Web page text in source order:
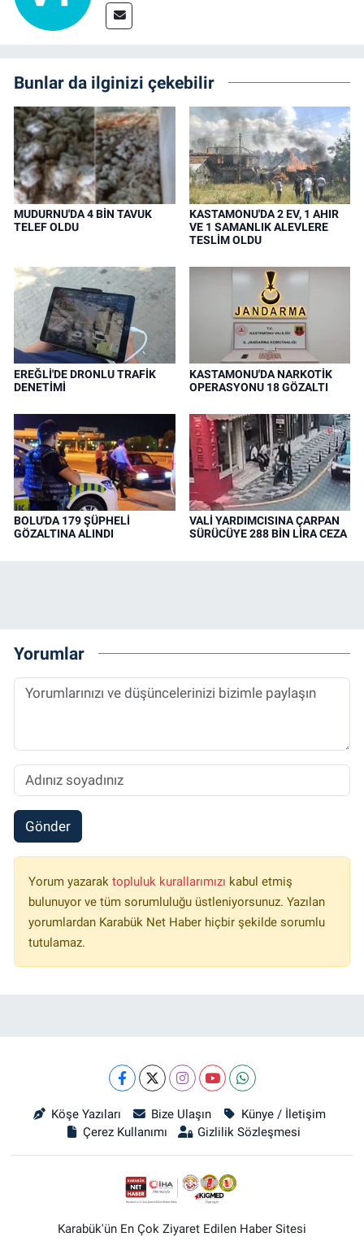
Bunlar da ilginizi çekebilir
MUDURNU'DA 4 BİN TAVUK
TELEF OLDU
KASTAMONU'DA 2 EV, 1 AHIR
VE 1 SAMANLIK ALEVLERE
TESLİM OLDU
EREĞLİ'DE DRONLU TRAFİK
DENETİMİ
KASTAMONU'DA NARKOTİK
OPERASYONU 18 GÖZALTI
BOLU'DA 179 ŞÜPHELİ
GÖZALTINA ALINDI
VALİ YARDIMCISINA ÇARPAN
SÜRÜCÜYE 288 BİN LİRA CEZA
Yorumlar
Gönder
Yorum yazarak topluluk kurallarımızı kabul etmiş
bulunuyor ve tüm sorumluluğu üstleniyorsunuz. Yazılan
yorumlardan Karabük Net Haber hiçbir şekilde sorumlu
tutulamaz.
Köşe Yazıları Bize Ulaşın
Künye / İletişim
Çerez Kullanımı
Gizlilik Sözleşmesi
Karabük'ün En Çok Ziyaret Edilen Haber Sitesi